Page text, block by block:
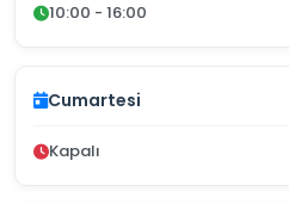
10:00 - 16:00
Cumartesi
Kapalı